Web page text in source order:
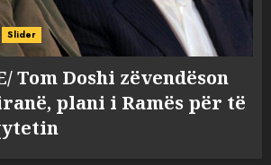
Slider
Tom Doshi zëvendëson
plani i Ramës për të